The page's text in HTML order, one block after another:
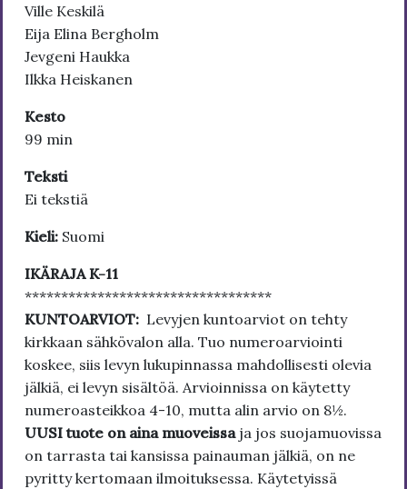
Ville Keskilä
Eija Elina Bergholm
Jevgeni Haukka
Ilkka Heiskanen
Kesto
99 min
Teksti
Ei tekstiä
Kieli: Suomi
IKÄRAJA K-11
**********************************
KUNTOARVIOT: Levyjen kuntoarviot on tehty
kirkkaan sähkövalon alla. Tuo numeroarviointi
koskee, siis levyn lukupinnassa mahdollisesti olevia
jälkiä, ei levyn sisältöä. Arvioinnissa on käytetty
numeroasteikkoa 4-10, mutta alin arvio on 8½.
UUSI tuote on aina muoveissa ja jos suojamuovissa
on tarrasta tai kansissa painauman jälkiä, on ne
pyritty kertomaan ilmoituksessa. Käytetyissä